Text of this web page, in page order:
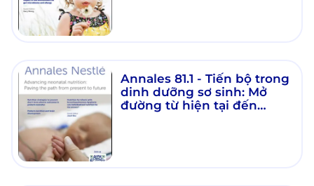
Annales 81.1 - Tiến bộ trong
dinh dưỡng sơ sinh: Mở
đường từ hiện tại đến